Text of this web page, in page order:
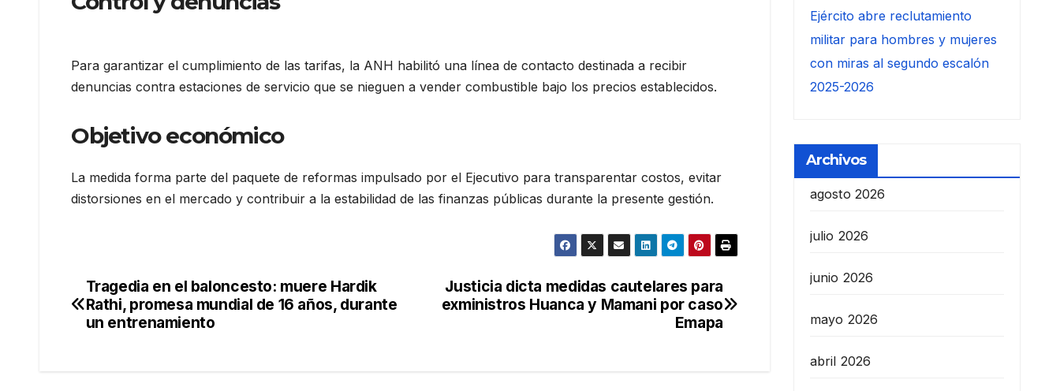
Para garantizar el cumplimiento de las tarifas, la ANH habilitó una línea de contacto destinada a recibir
denuncias contra estaciones de servicio que se nieguen a vender combustible bajo los precios establecidos.
Objetivo económico
La medida forma parte del paquete de reformas impulsado por el Ejecutivo para transparentar costos, evitar
distorsiones en el mercado y contribuir a la estabilidad de las finanzas públicas durante la presente gestión.
Navegación
de
Justicia dicta medidas cautelares para
exministros Huanca y Mamani por caso
Emapa
Tragedia en el baloncesto: muere Hardik
Rathi, promesa mundial de 16 años, durante
un entrenamiento
Ejército abre reclutamiento
militar para hombres y mujeres
con miras al segundo escalón
2025-2026
Archivos
agosto 2026
julio 2026
junio 2026
mayo 2026
abril 2026